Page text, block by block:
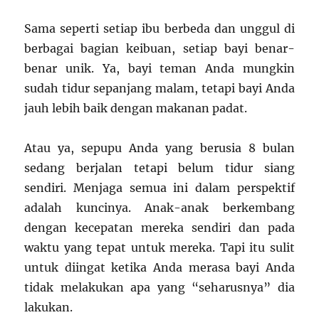
Sama seperti setiap ibu berbeda dan unggul di
berbagai bagian keibuan, setiap bayi benar-
benar unik. Ya, bayi teman Anda mungkin
sudah tidur sepanjang malam, tetapi bayi Anda
jauh lebih baik dengan makanan padat.
Atau ya, sepupu Anda yang berusia 8 bulan
sedang berjalan tetapi belum tidur siang
sendiri. Menjaga semua ini dalam perspektif
adalah kuncinya. Anak-anak berkembang
dengan kecepatan mereka sendiri dan pada
waktu yang tepat untuk mereka. Tapi itu sulit
untuk diingat ketika Anda merasa bayi Anda
tidak melakukan apa yang “seharusnya” dia
lakukan.